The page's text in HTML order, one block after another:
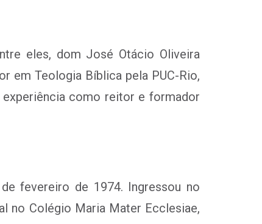
eles, dom José Otácio Oliveira
em Teologia Bíblica pela PUC-Rio,
como reitor e formador
fevereiro de 1974. Ingressou no
no Colégio Maria Mater Ecclesiae,